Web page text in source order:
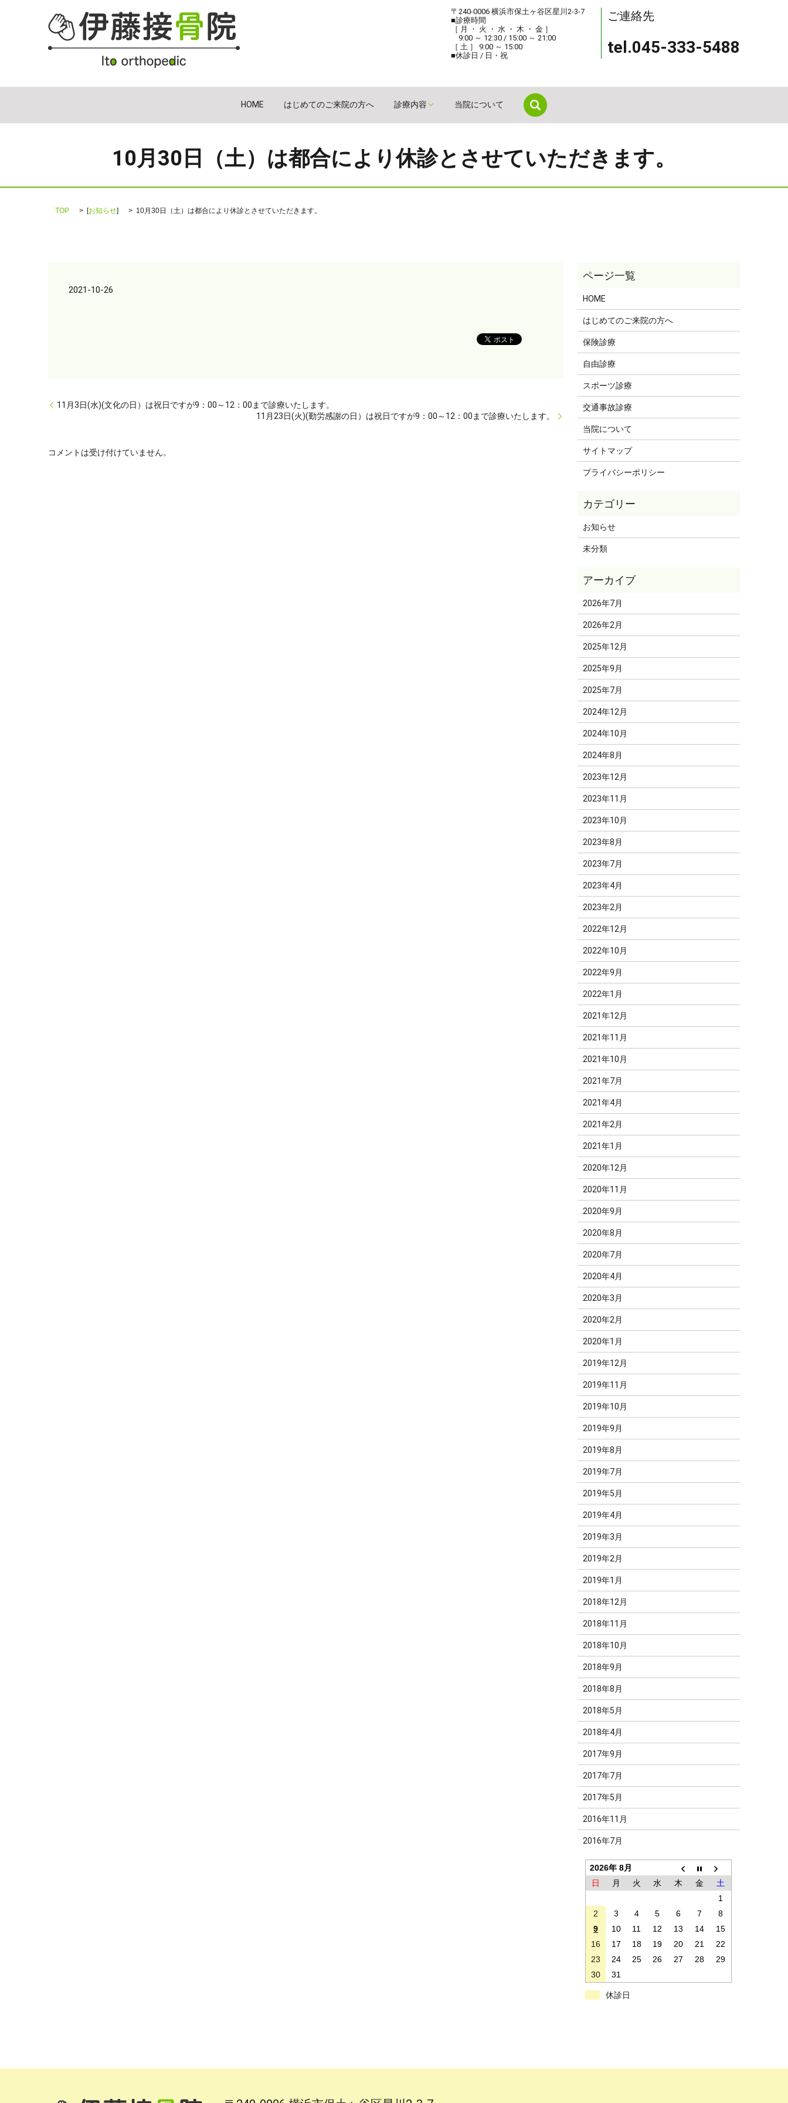
ご連絡先
tel.045-333-5488
〒240-0006 横浜市保土ヶ谷区星川2-3-7
■診療時間
［ 月 ・ 火 ・ 水 ・ 木 ・ 金 ］
9:00 ～ 12:30 / 15:00 ～ 21:00
［ 土 ］ 9:00 ～ 15:00
■休診日 / 日・祝
HOME はじめてのご来院の方へ 診療内容 当院について search
10月30日（土）は都合により休診とさせていただきます。
TOP [お知らせ] 10月30日（土）は都合により休診とさせていただきます。
2021-10-26
11月3日(水)(文化の日）は祝日ですが9：00～12：00まで診療いたします。
11月23日(火)(勤労感謝の日）は祝日ですが9：00～12：00まで診療いたします。
コメントは受け付けていません。
HOME
はじめてのご来院の方へ
保険診療
自由診療
スポーツ診療
交通事故診療
当院について
サイトマップ
プライバシーポリシー
お知らせ
未分類
2026年7月
2026年2月
2025年12月
2025年9月
2025年7月
2024年12月
2024年10月
2024年8月
2023年12月
2023年11月
2023年10月
2023年8月
2023年7月
2023年4月
2023年2月
2022年12月
2022年10月
2022年9月
2022年1月
2021年12月
2021年11月
2021年10月
2021年7月
2021年4月
2021年2月
2021年1月
2020年12月
2020年11月
2020年9月
2020年8月
2020年7月
2020年4月
2020年3月
2020年2月
2020年1月
2019年12月
2019年11月
2019年10月
2019年9月
2019年8月
2019年7月
2019年5月
2019年4月
2019年3月
2019年2月
2019年1月
2018年12月
2018年11月
2018年10月
2018年9月
2018年8月
2018年5月
2018年4月
2017年9月
2017年7月
2017年5月
2016年11月
2016年7月
2026年 8月
日
月 火 水 木 金
土
1
2
3 4 5 6 7
8
9
10 11 12 13 14
15
16
17 18 19 20 21
22
23
24 25 26 27 28
29
30
31
休診日